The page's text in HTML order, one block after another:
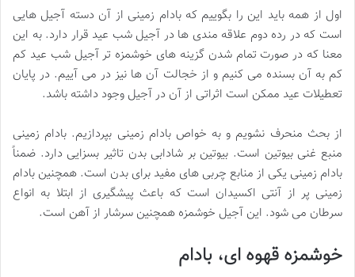
اول از همه باید این را بگوییم که بادام زمینی از آن دسته آجیل هایی
است که در رده دوم علاقه مندی ها در آجیل شب عید قرار دارد. به این
معنا که در صورت تمام شدن گزینه های خوشمزه تر آجیل شب عید کم
کم به آن بسنده می کنیم و از خجالت آن ها نیز در می آییم. در پایان
تعطیلات عید ممکن است اثراتی از آن در آجیل وجود داشته باشد.
از بحث منحرف نشویم و به خواص بادام زمینی بپردازیم. بادام زمینی
منبع غنی بیوتین است. بیوتین بر شادابی بدن تاثیر بسزایی دارد. ضمناً
بادام زمینی یکی از منابع چربی های مفید برای بدن است. همچنین بادام
زمینی پر از آنتی اکسیدان است که باعث پیشگیری از ابتلا به انواع
سرطان می شود. این آجیل خوشمزه همچنین سرشار از آهن است.
خوشمزه قهوه ای، بادام